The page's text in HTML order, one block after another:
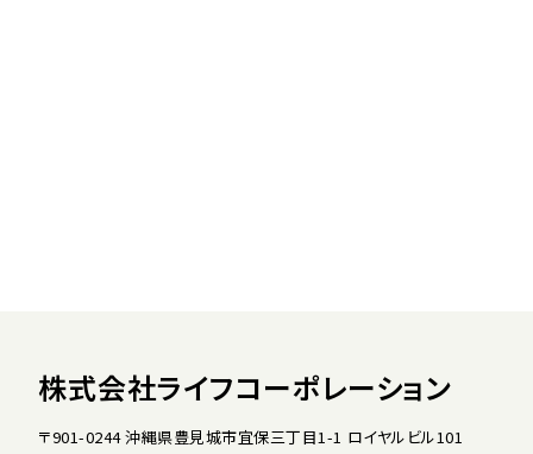
株式会社ライフコーポレーション
〒901-0244 沖縄県豊見城市宜保三丁目1-1 ロイヤルビル101